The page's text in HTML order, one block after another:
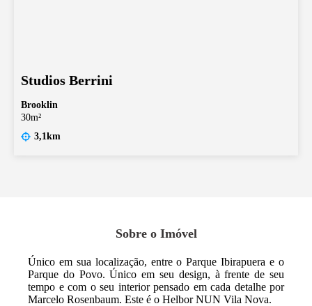
Studios Berrini
Brooklin
30m²
3,1km
Sobre o Imóvel
Único em sua localização, entre o Parque Ibirapuera e o
Parque do Povo. Único em seu design, à frente de seu
tempo e com o seu interior pensado em cada detalhe por
Marcelo Rosenbaum. Este é o Helbor NUN Vila Nova.